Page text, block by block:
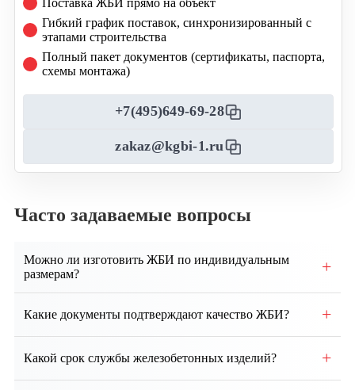
Гибкий график поставок, синхронизированный с
этапами строительства
Полный пакет документов (сертификаты, паспорта,
схемы монтажа)
+7(495)649-69-28
zakaz@kgbi-1.ru
Часто задаваемые вопросы
Можно ли изготовить ЖБИ по индивидуальным
размерам?
+
индивидуальным чертежам и техническим
Какие документы подтверждают качество ЖБИ? +
сертификатами соответствия и протоколами
Какой срок службы железобетонных изделий? +